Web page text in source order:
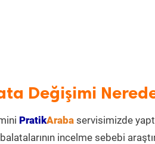
Değişimi Nerede
PratikAraba servisimizde
incelme sebebi